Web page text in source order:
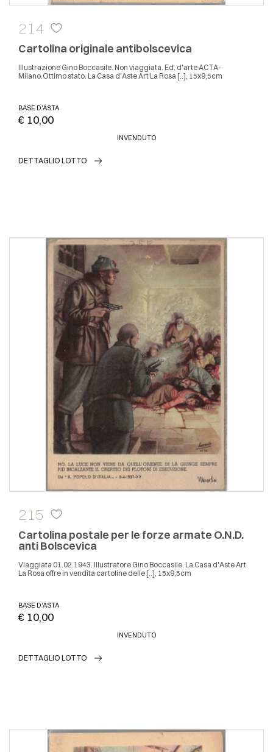
214
Cartolina originale antibolscevica
Illustrazione Gino Boccasile. Non viaggiata. Ed. d'arte ACTA-
Milano.Ottimo stato. La Casa d'Aste Art La Rosa [..], 15x9,5cm
BASE D'ASTA
€ 10,00
INVENDUTO
DETTAGLIO LOTTO
215
Cartolina postale per le forze armate O.N.D.
anti Bolscevica
Viaggiata 01.02.1943. Illustratore Gino Boccasile. La Casa d'Aste Art
La Rosa offre in vendita cartoline delle [..], 15x9,5cm
BASE D'ASTA
€ 10,00
INVENDUTO
DETTAGLIO LOTTO